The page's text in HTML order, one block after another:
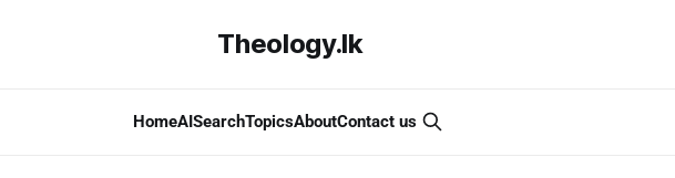
Theology.lk
HomeAISearchTopicsAboutContact us